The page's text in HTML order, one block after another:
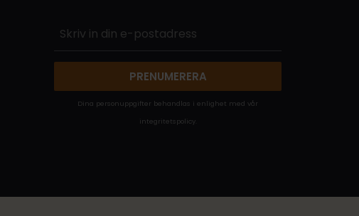
PRENUMERERA
Dina personuppgifter behandlas i enlighet med vår
integritetspolicy.